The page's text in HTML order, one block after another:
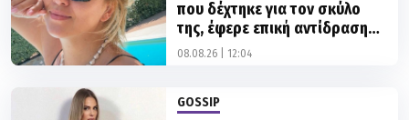
που δέχτηκε για τον σκύλο
της, έφερε επική αντίδραση
που μας γονάτισε
08.08.26 | 12:04
GOSSIP